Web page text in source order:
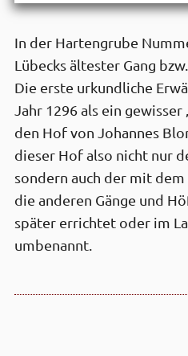
In der Hartengrube
Lübecks ältester Gang
Die erste urkundliche
Jahr 1296 als ein gewisser
den Hof von Johannes
dieser Hof also nicht nur
sondern auch der mit
die anderen Gänge und
später errichtet oder im
umbenannt.